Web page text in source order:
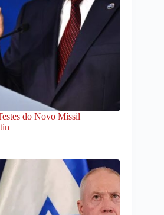
do Novo Míssil